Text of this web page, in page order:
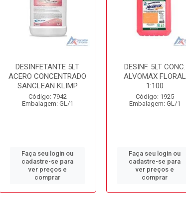
DESINFETANTE 5LT
ACERO CONCENTRADO
SANCLEAN KLIMP
Código: 7942
Embalagem: GL/1
Faça seu login ou
cadastre-se para
ver preços e
comprar
DESINF. 5LT CONC.
ALVOMAX FLORAL
1:100
Código: 1925
Embalagem: GL/1
Faça seu login ou
cadastre-se para
ver preços e
comprar